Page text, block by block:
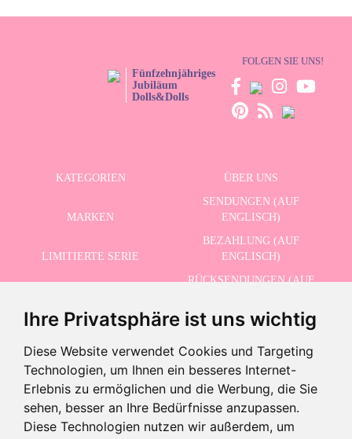
Ihre Privatsphäre ist uns wichtig
Diese Website verwendet Cookies und Targeting
Technologien, um Ihnen ein besseres Internet-
Erlebnis zu ermöglichen und die Werbung, die Sie
sehen, besser an Ihre Bedürfnisse anzupassen.
Diese Technologien nutzen wir außerdem, um
Fünfzehnjähriges
Jubiläum
Dolls&Dolls
FOLGEN SIE UNS!
KATEGORIEN ÜBER UNS
MARKEN
SENDUNGEN (AUF
ENGLISCH)
LIMITIERTE SERIE
BEZAHLUNG (AUF
ENGLISCH)
RÜCKSENDUNGEN (AUF
SCHLUSSVERKAUF
KONTAKT
ERHALTEN SIE UNSERE NEUESTEN NACHRICHTEN AUF ENGLISCH